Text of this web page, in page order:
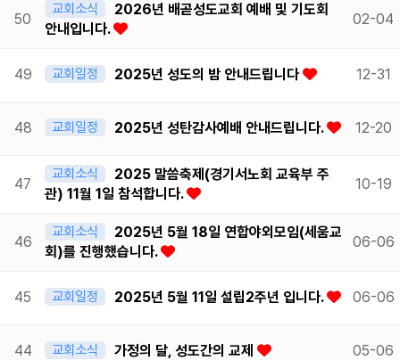
50
교회소식
2026년 배곧성도교회 예배 및 기도회
안내입니다.
02-04
49 교회일정 2025년 성도의 밤 안내드립니다 12-31
48 교회일정 2025년 성탄감사예배 안내드립니다. 12-20
47
교회소식
2025 말씀축제(경기서노회 교육부 주
관) 11월 1일 참석합니다.
10-19
46
교회소식
2025년 5월 18일 연합야외모임(세움교
회)를 진행했습니다.
06-06
45 교회일정 2025년 5월 11일 설립2주년 입니다. 06-06
44 교회소식 가정의 달, 성도간의 교제 05-06